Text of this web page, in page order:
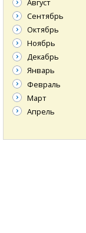
Август
Сентябрь
Октябрь
Ноябрь
Декабрь
Январь
Февраль
Март
Апрель